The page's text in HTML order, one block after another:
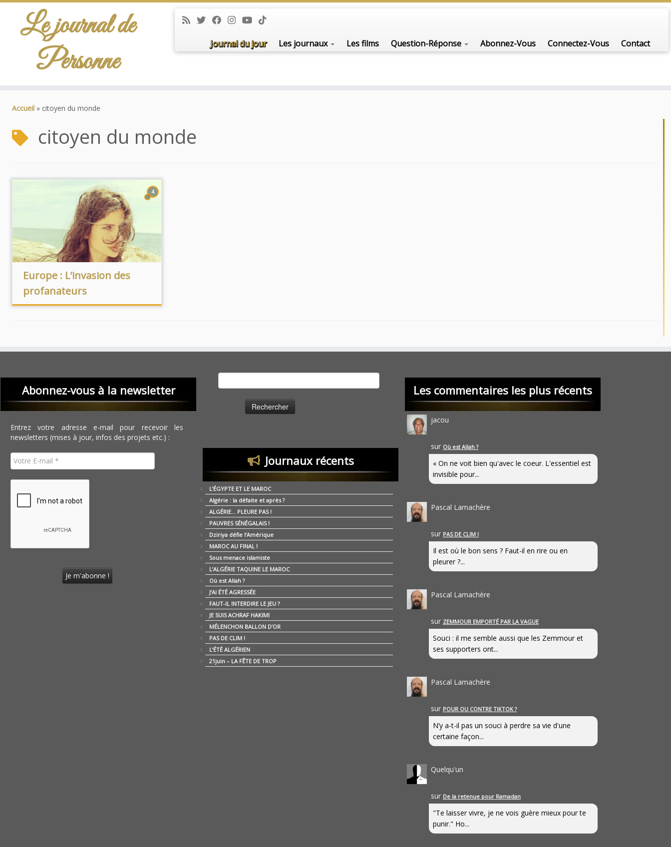
Le journal de
Personne
Journal du jour Les journaux Les films Question-Réponse Abonnez-Vous Connectez-Vous Contact
Accueil » citoyen du monde
citoyen du monde
4
Europe : L’invasion des
profanateurs
Abonnez-vous à la newsletter
Entrez votre adresse e-mail pour recevoir les
newsletters (mises à jour, infos des projets etc.) :
Journaux récents
L’ÉGYPTE ET LE MAROC
Algérie : la défaite et après ?
ALGÉRIE… PLEURE PAS !
PAUVRES SÉNÉGALAIS !
Dziriya défie l’Amérique
MAROC AU FINAL !
Sous menace islamiste
L’ALGÉRIE TAQUINE LE MAROC
Où est Allah ?
J’AI ÉTÉ AGRESSÉE
FAUT-IL INTERDIRE LE JEU ?
JE SUIS ACHRAF HAKIMI
MÉLENCHON BALLON D’OR
PAS DE CLIM !
L’ÉTÉ ALGÉRIEN
21juin – LA FÊTE DE TROP
Les commentaires les plus récents
jacou
sur Où est Allah ?
« On ne voit bien qu'avec le coeur. L'essentiel est
invisible pour...
Pascal Lamachère
sur PAS DE CLIM !
Il est où le bon sens ? Faut-il en rire ou en
pleurer ?...
Pascal Lamachère
sur ZEMMOUR EMPORTÉ PAR LA VAGUE
Souci : il me semble aussi que les Zemmour et
ses supporters ont...
Pascal Lamachère
sur POUR OU CONTRE TIKTOK ?
N’y a-t-il pas un souci à perdre sa vie d'une
certaine façon...
Quelqu'un
sur De la retenue pour Ramadan
"Te laisser vivre, je ne vois guère mieux pour te
punir." Ho...